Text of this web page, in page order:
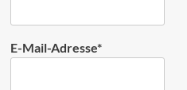
E-Mail-Adresse*